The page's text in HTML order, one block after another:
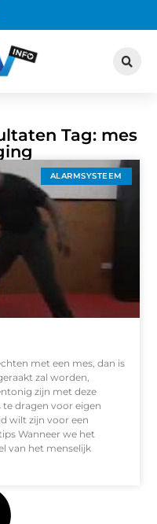
Tag: mes
ALARMSYSTEEM
met een mes, dan is
zal worden,
zijn met deze
dragen voor eigen
wilt zijn voor een
Wanneer we het
van het menselijk